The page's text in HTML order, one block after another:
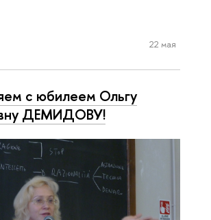
22 мая
с юбилеем Ольгу
ДЕМИДОВУ!